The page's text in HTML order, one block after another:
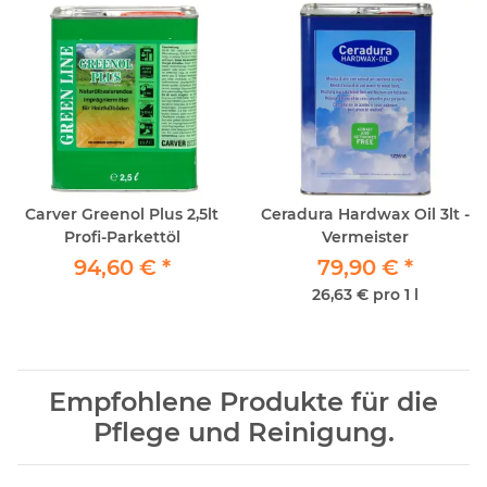
Carver Greenol Plus 2,5lt
Profi-Parkettöl
94,60 € *
Ceradura Hardwax Oil 3lt -
Vermeister
79,90 € *
26,63 € pro 1 l
Empfohlene Produkte für die
Pflege und Reinigung.